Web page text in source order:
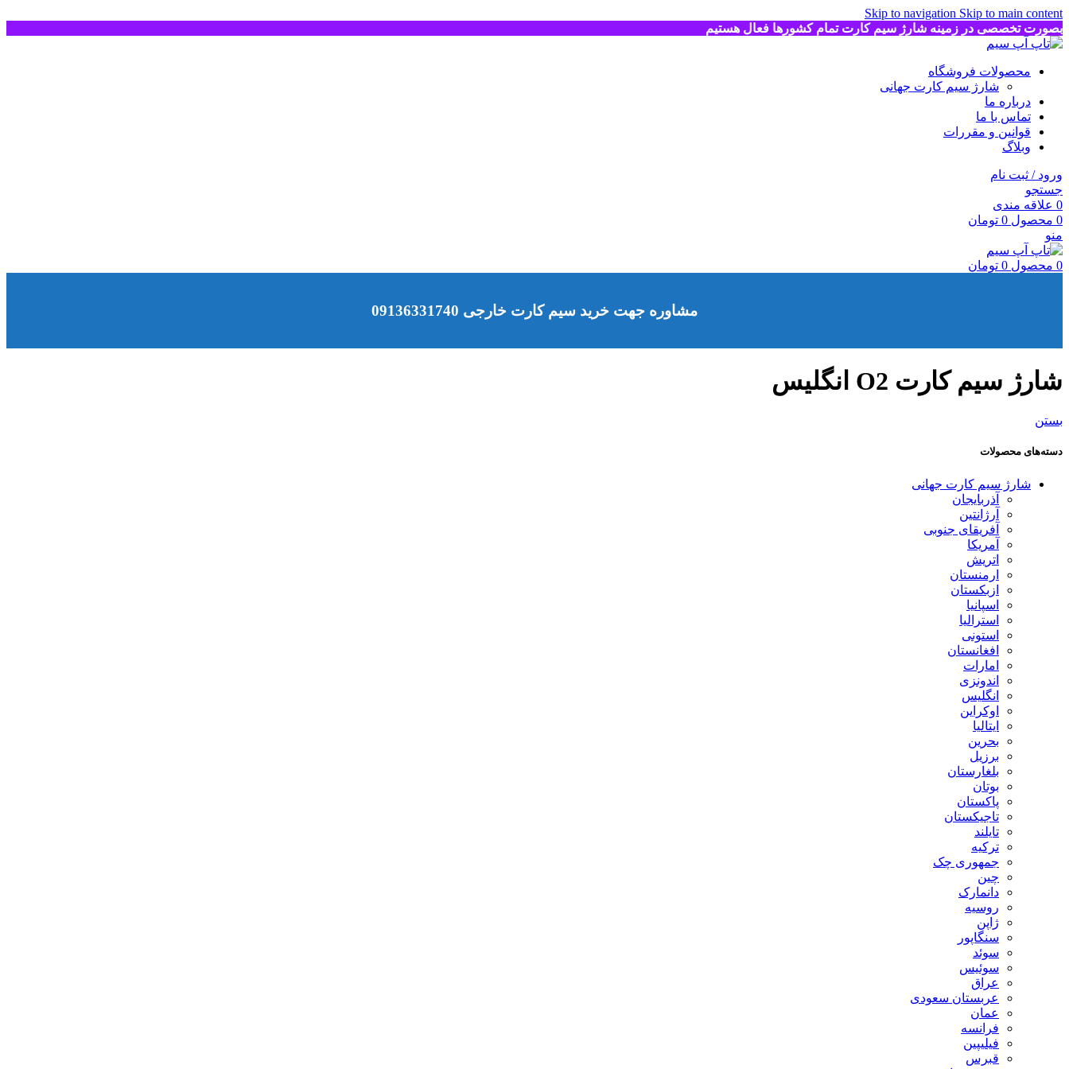
Skip to navigation Skip to main content
بصورت تخصصی در زمینه شارژ سیم کارت تمام کشورها فعال هستیم
محصولات فروشگاه
شارژ سیم کارت جهانی
درباره ما
تماس با ما
قوانین و مقررات
وبلاگ
ورود / ثبت نام
جستجو
0 علاقه مندی
0 محصول 0 تومان
منو
0 محصول 0 تومان
مشاوره جهت خرید سیم کارت خارجی 09136331740
شارژ سیم کارت O2 انگلیس
بستن
دسته‌های محصولات
شارژ سیم کارت جهانی
آذربایجان
آرژانتین
آفریقای جنوبی
آمریکا
اتریش
ارمنستان
ازبکستان
اسپانیا
استرالیا
استونی
افغانستان
امارات
اندونزی
انگلیس
اوکراین
ایتالیا
بحرین
برزیل
بلغارستان
بوتان
پاکستان
تاجیکستان
تایلند
ترکیه
جمهوری چک
چین
دانمارک
روسیه
ژاپن
سنگاپور
سوئد
سوئیس
عراق
عربستان سعودی
عمان
فرانسه
فیلیپین
قبرس